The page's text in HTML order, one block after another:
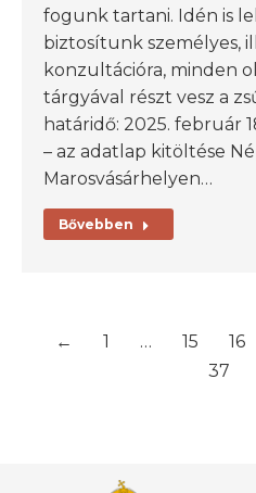
fogunk tartani. Idén is
biztosítunk személyes,
konzultációra, minden
tárgyával részt vesz a
határidő: 2025. február
– az adatlap kitöltése
Marosvásárhelyen…
Bővebben
← 1 … 15 16
37